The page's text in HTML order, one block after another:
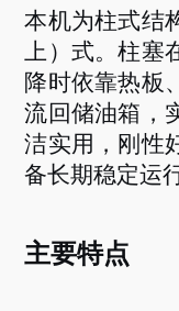
本机为柱式结
上）式。柱
降时依靠热板
流回储油箱，
洁实用，刚性
备长期稳定运行
主要特点